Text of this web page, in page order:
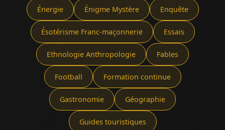
Énergie Énigme Mystère Enquête
Ésotérisme Franc-maçonnerie Essais
Ethnologie Anthropologie Fables
Football Formation continue
Gastronomie Géographie
Guides touristiques